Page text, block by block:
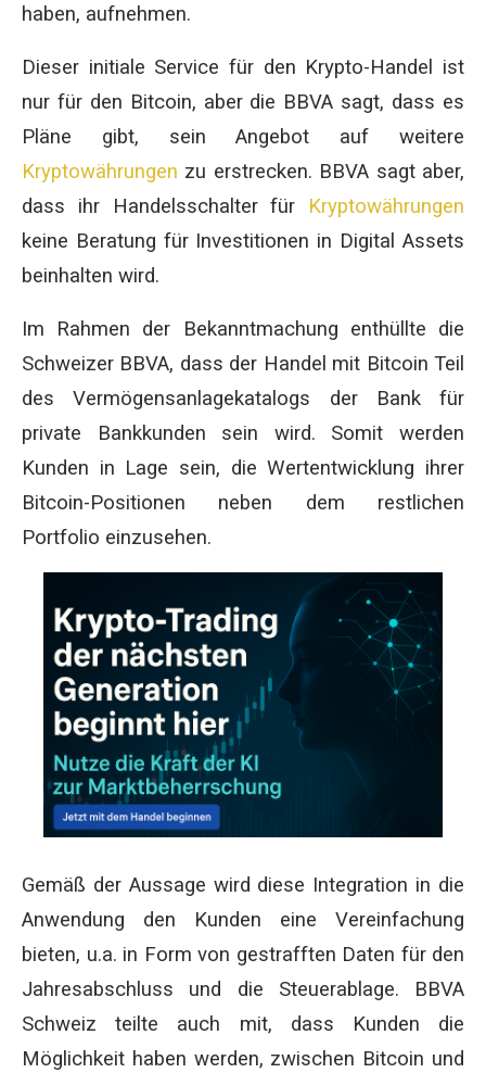
haben, aufnehmen.
Dieser initiale Service für den Krypto-Handel ist
nur für den Bitcoin, aber die BBVA sagt, dass es
Pläne gibt, sein Angebot auf weitere
Kryptowährungen zu erstrecken. BBVA sagt aber,
dass ihr Handelsschalter für Kryptowährungen
keine Beratung für Investitionen in Digital Assets
beinhalten wird.
Im Rahmen der Bekanntmachung enthüllte die
Schweizer BBVA, dass der Handel mit Bitcoin Teil
des Vermögensanlagekatalogs der Bank für
private Bankkunden sein wird. Somit werden
Kunden in Lage sein, die Wertentwicklung ihrer
Bitcoin-Positionen neben dem restlichen
Portfolio einzusehen.
Gemäß der Aussage wird diese Integration in die
Anwendung den Kunden eine Vereinfachung
bieten, u.a. in Form von gestrafften Daten für den
Jahresabschluss und die Steuerablage. BBVA
Schweiz teilte auch mit, dass Kunden die
Möglichkeit haben werden, zwischen Bitcoin und